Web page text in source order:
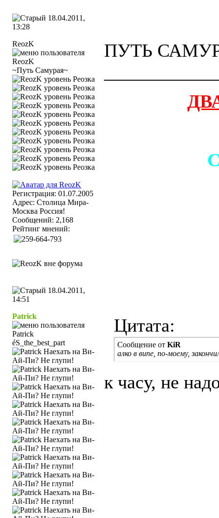
18.04.2011,
13:28
ReozK
~Путь Самурая~
Регистрация: 01.07.2005
Адрес: Столица Мира-
Москва Россия!
Сообщений: 2,168
Рейтинг мнений:
ПУТЬ
18.04.2011,
14:51
Patrick
éS_the_best_part
Цитата:
Сообщение от KiR
алко в випе, по-моему,
к часу, не